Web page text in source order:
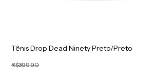
Tênis Drop Dead Ninety Preto/Preto
R$399,90